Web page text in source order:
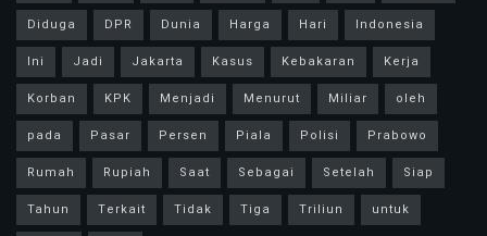
Diduga
DPR Dunia Harga Hari
Indonesia
Ini
Jadi Jakarta Kasus Kebakaran
Kerja
Korban
KPK Menjadi Menurut Miliar
oleh
pada
Pasar Persen Piala Polisi
Prabowo
Rumah
Rupiah Saat Sebagai Setelah
Siap
Tahun
Terkait Tidak Tiga Triliun
untuk